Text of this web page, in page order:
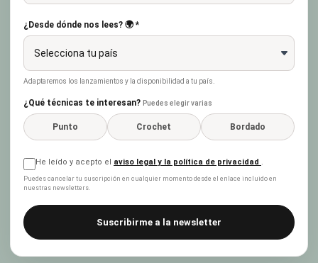
¿Desde dónde nos lees? 🌍 *
Adaptaremos los lanzamientos y la disponibilidad a tu país.
¿Qué técnicas te interesan? Puedes elegir varias
Punto Crochet Bordado
He leído y acepto el aviso legal y la política de privacidad .
Puedes cancelar tu suscripción en cualquier momento desde el enlace incluido en
nuestras newsletters.
Suscribirme a la newsletter